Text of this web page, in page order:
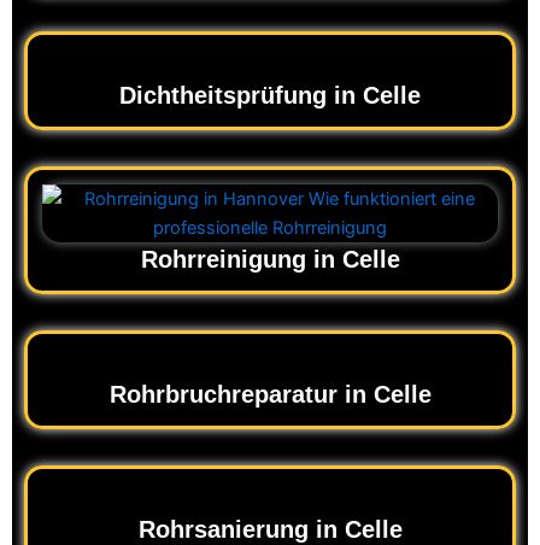
Dichtheitsprüfung in Celle
Rohrreinigung in Celle
Rohrbruchreparatur in Celle
Rohrsanierung in Celle